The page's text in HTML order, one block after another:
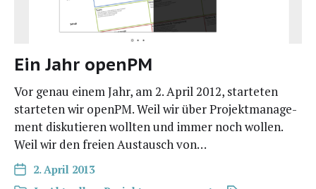
Ein Jahr openPM
Vor genau einem Jahr, am 2. April 2012, star­te­ten
star­te­ten wir openPM. Weil wir über Pro­jekt­ma­nage­
ment dis­ku­tie­ren woll­ten und immer noch wol­len.
Weil wir den frei­en Aus­tausch von…
2. April 2013